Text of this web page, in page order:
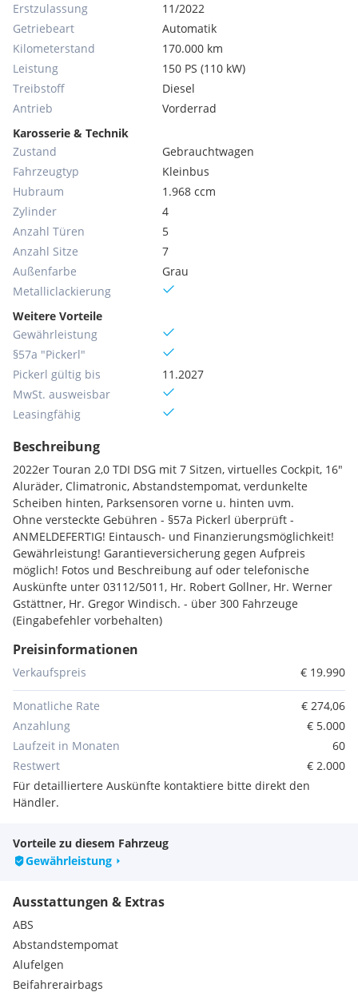
Erstzulassung
11/2022
Getriebeart
Automatik
Kilometerstand
170.000 km
Leistung
150 PS (110 kW)
Treibstoff
Diesel
Antrieb
Vorderrad
Karosserie & Technik
Zustand
Gebrauchtwagen
Fahrzeugtyp
Kleinbus
Hubraum
1.968 ccm
Zylinder
4
Anzahl Türen
5
Anzahl Sitze
7
Außenfarbe
Grau
Metallic­lackierung
Weitere Vorteile
Gewährleistung
§57a "Pickerl"
Pickerl gültig bis
11.2027
MwSt. ausweisbar
Leasingfähig
Beschreibung
2022er Touran 2,0 TDI DSG mit 7 Sitzen, virtuelles Cockpit, 16"
Aluräder, Climatronic, Abstandstempomat, verdunkelte
Scheiben hinten, Parksensoren vorne u. hinten uvm.
Ohne versteckte Gebühren - §57a Pickerl überprüft -
ANMELDEFERTIG! Eintausch- und Finanzierungsmöglichkeit!
Gewährleistung! Garantieversicherung gegen Aufpreis
möglich! Fotos und Beschreibung auf oder telefonische
Auskünfte unter 03112/5011, Hr. Robert Gollner, Hr. Werner
Gstättner, Hr. Gregor Windisch. - über 300 Fahrzeuge
(Eingabefehler vorbehalten)
Preisinformationen
Verkaufspreis € 19.990
Monatliche Rate
€ 274,06
Anzahlung
€ 5.000
Laufzeit in Monaten
60
Restwert
€ 2.000
Für detailliertere Auskünfte kontaktiere bitte direkt den
Händler.
Vorteile zu diesem Fahrzeug
Gewährleistung
Ausstattungen & Extras
ABS
Abstandstempomat
Alufelgen
Beifahrerairbags